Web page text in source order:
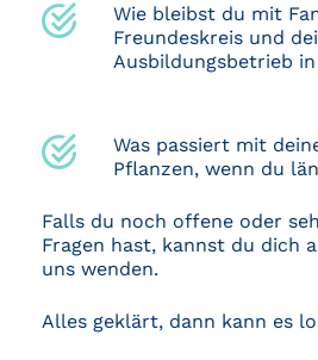
Wie bleibst du mit
Freundeskreis und
Ausbildungsbetrieb
Was passiert mit
Pflanzen, wenn du
Falls du noch offene oder
Fragen hast, kannst du dich
uns wenden.
Alles geklärt, dann kann es